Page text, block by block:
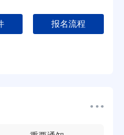
报名流程